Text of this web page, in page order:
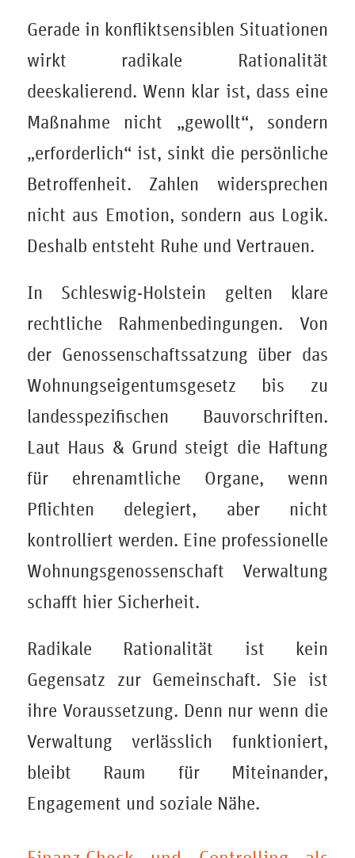
Gerade in konfliktsensiblen Situationen
wirkt radikale Rationalität
deeskalierend. Wenn klar ist, dass eine
Maßnahme nicht „gewollt“, sondern
„erforderlich“ ist, sinkt die persönliche
Betroffenheit. Zahlen widersprechen
nicht aus Emotion, sondern aus Logik.
Deshalb entsteht Ruhe und Vertrauen.
In Schleswig-Holstein gelten klare
rechtliche Rahmenbedingungen. Von
der Genossenschaftssatzung über das
Wohnungseigentumsgesetz bis zu
landesspezifischen Bauvorschriften.
Laut Haus & Grund steigt die Haftung
für ehrenamtliche Organe, wenn
Pflichten delegiert, aber nicht
kontrolliert werden. Eine professionelle
Wohnungsgenossenschaft Verwaltung
schafft hier Sicherheit.
Radikale Rationalität ist kein
Gegensatz zur Gemeinschaft. Sie ist
ihre Voraussetzung. Denn nur wenn die
Verwaltung verlässlich funktioniert,
bleibt Raum für Miteinander,
Engagement und soziale Nähe.